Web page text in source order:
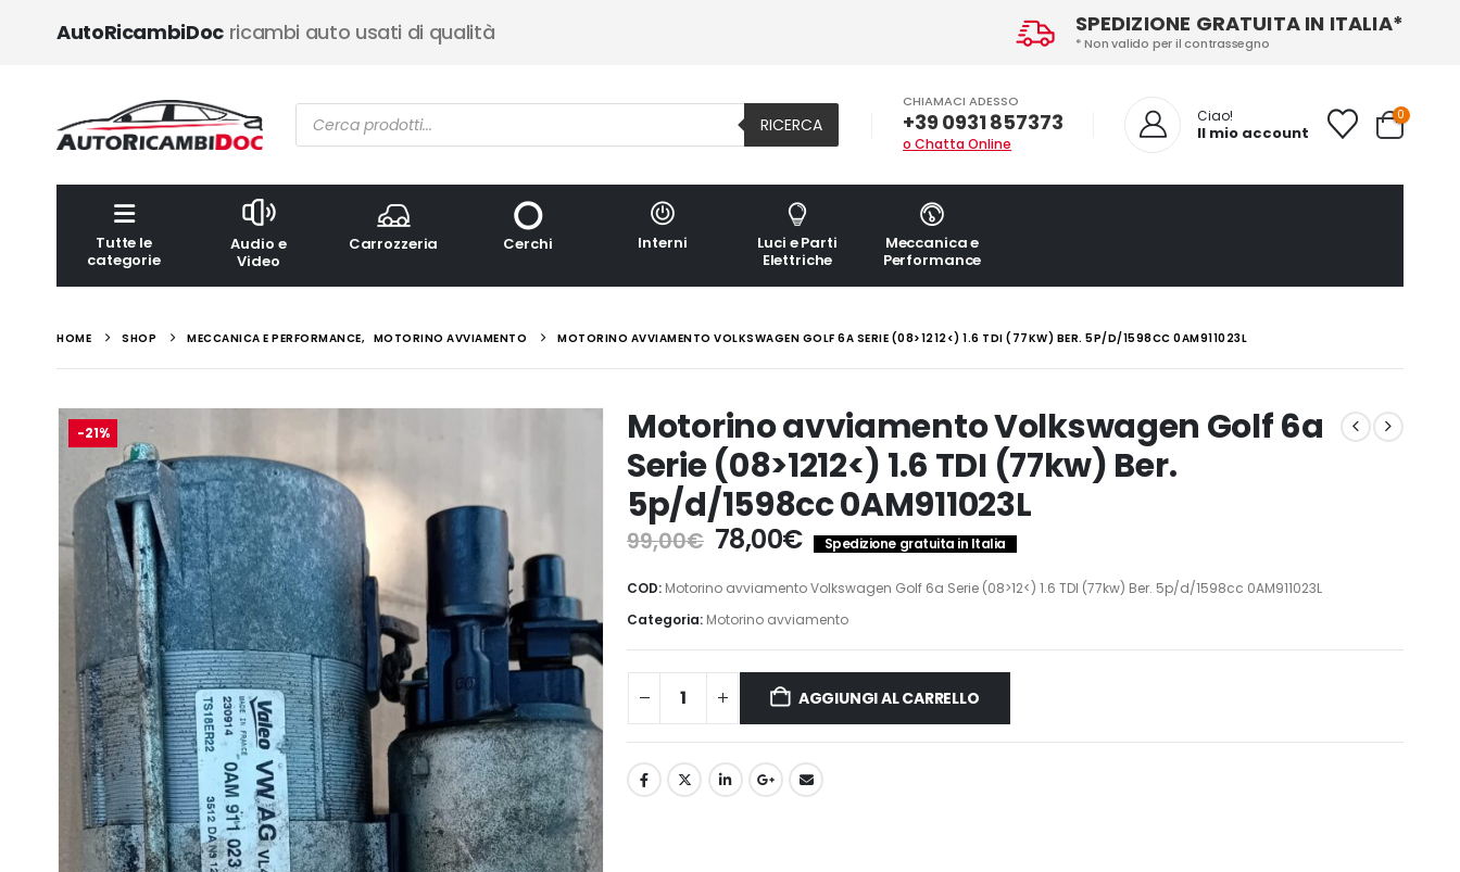
SPEDIZIONE GRATUITA IN ITALIA*
* Non valido per il contrassegno
AutoRicambiDocricambi auto usati di qualità
Ricerca
prodotti RICERCA
CHIAMACI ADESSO
+39 0931 857373
o Chatta Online
Ciao!
Il mio account
0
Tutte le
categorie
Audio e
Video
Carrozzeria Cerchi Interni
Luci e Parti
Elettriche
Meccanica e
Performance
HOME SHOP MECCANICA E PERFORMANCE, MOTORINO AVVIAMENTO MOTORINO AVVIAMENTO VOLKSWAGEN GOLF 6A SERIE (08>1212<) 1.6 TDI (77KW) BER. 5P/D/1598CC 0AM911023L
-21%
Motorino avviamento Volkswagen Golf 6a
Serie (08>1212<) 1.6 TDI (77kw) Ber.
5p/d/1598cc 0AM911023L
99,00€ Il
prezzo
originale
era:
99,00€.
78,00€Il
prezzo
attuale
è:
78,00€.
Spedizione gratuita in Italia
COD: Motorino avviamento Volkswagen Golf 6a Serie (08>12<) 1.6 TDI (77kw) Ber. 5p/d/1598cc 0AM911023L
Categoria: Motorino avviamento
AGGIUNGI AL CARRELLO